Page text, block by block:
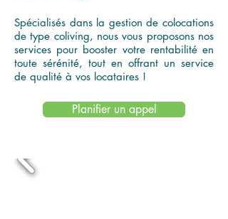
Spécialisés dans la gestion de colocations
de type coliving, nous vous proposons nos
services pour booster votre rentabilité en
toute sérénité, tout en offrant un service
de qualité à vos locataires !
Planifier un appel